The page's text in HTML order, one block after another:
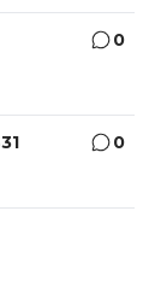
0
0